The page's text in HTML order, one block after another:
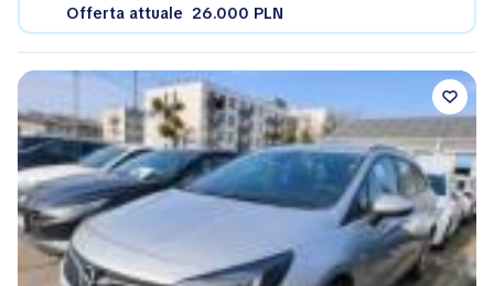
Offerta attuale 26.000 PLN